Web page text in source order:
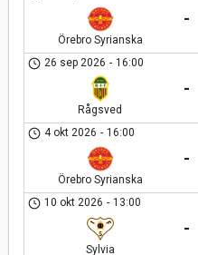
Örebro Syrianska
-
26 sep 2026 - 16:00
Rågsved
-
4 okt 2026 - 16:00
Örebro Syrianska
-
10 okt 2026 - 13:00
Sylvia
-